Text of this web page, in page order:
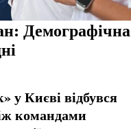
Демографічна
у Києві відбувся
командами